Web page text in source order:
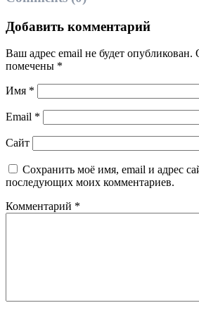
Добавить комментарий
Ваш адрес email не будет опубликован.
помечены *
Имя *
Email *
Сайт
Сохранить моё имя, email и адрес
последующих моих комментариев.
Комментарий *